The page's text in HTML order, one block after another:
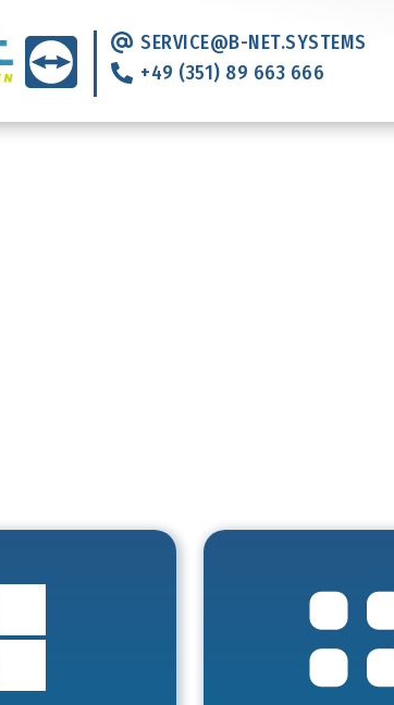
SERVICE@B-NET.SYSTEMS
+49 (351) 89 663 666